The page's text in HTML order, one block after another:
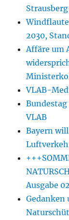
2030,
Affäre um
VLAB-
VLAB
Bayern
Ausgabe
Gedanken